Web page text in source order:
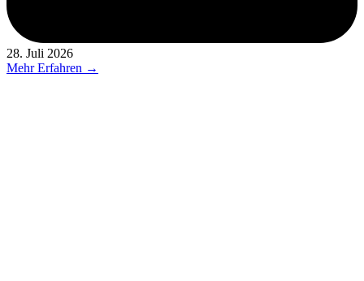
28. Juli 2026
Mehr Erfahren →